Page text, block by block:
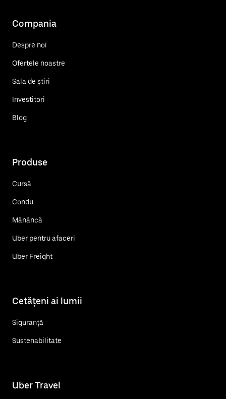
Compania
Despre noi
Ofertele noastre
Sala de știri
Investitori
Blog
Produse
Cursă
Condu
Mănâncă
Uber pentru afaceri
Uber Freight
Cetățeni ai lumii
Siguranță
Sustenabilitate
Uber Travel